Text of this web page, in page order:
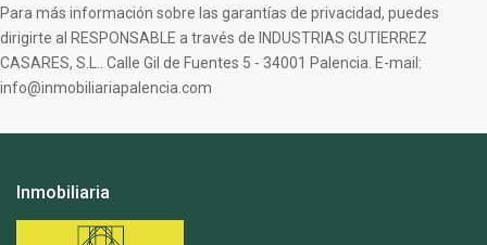
Para más información sobre las garantías de privacidad, puedes
dirigirte al RESPONSABLE a través de INDUSTRIAS GUTIERREZ
CASARES, S.L.. Calle Gil de Fuentes 5 - 34001 Palencia. E-mail:
info@inmobiliariapalencia.com
Inmobiliaria